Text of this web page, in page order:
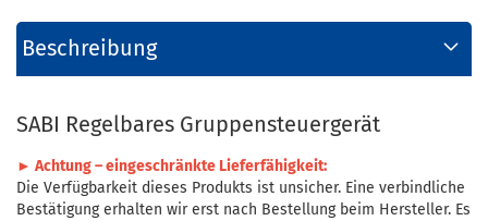
Beschreibung
SABI Regelbares Gruppensteuergerät
► Achtung – eingeschränkte Lieferfähigkeit:
Die Verfügbarkeit dieses Produkts ist unsicher. Eine verbindliche
Bestätigung erhalten wir erst nach Bestellung beim Hersteller. Es